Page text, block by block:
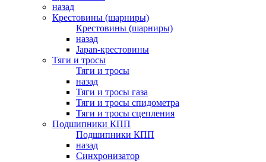
назад
Крестовины (шарниры)
Крестовины (шарниры)
назад
Japan-крестовины
Тяги и тросы
Тяги и тросы
назад
Тяги и тросы газа
Тяги и тросы спидометра
Тяги и тросы сцепления
Подшипники КПП
Подшипники КПП
назад
Синхронизатор